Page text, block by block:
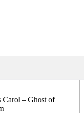
Carol – Ghost of